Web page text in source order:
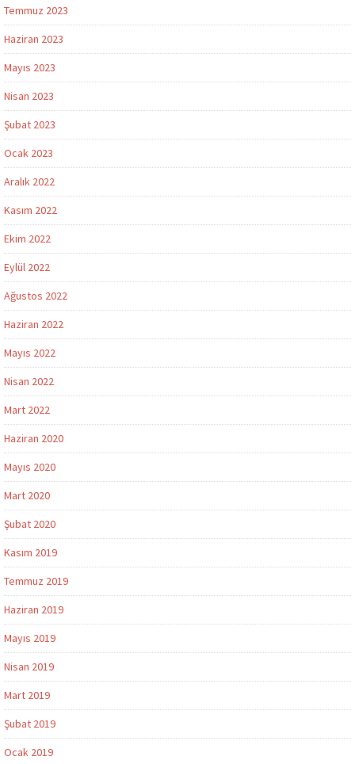
Temmuz 2023
Haziran 2023
Mayıs 2023
Nisan 2023
Şubat 2023
Ocak 2023
Aralık 2022
Kasım 2022
Ekim 2022
Eylül 2022
Ağustos 2022
Haziran 2022
Mayıs 2022
Nisan 2022
Mart 2022
Haziran 2020
Mayıs 2020
Mart 2020
Şubat 2020
Kasım 2019
Temmuz 2019
Haziran 2019
Mayıs 2019
Nisan 2019
Mart 2019
Şubat 2019
Ocak 2019